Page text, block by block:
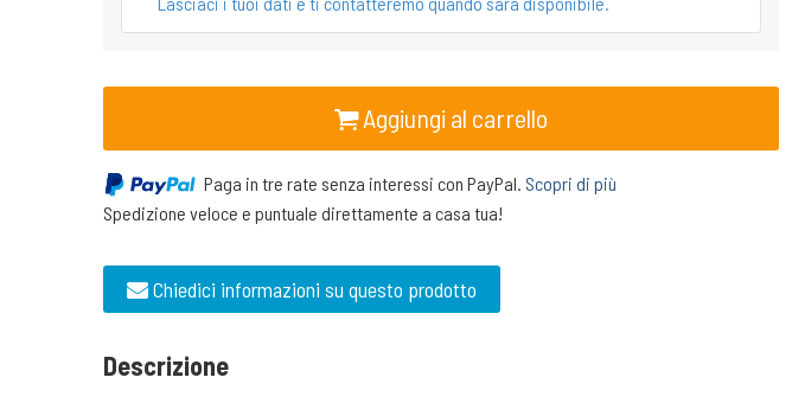
Aggiungi al carrello
Paga in tre rate senza interessi con PayPal. Scopri di più
Spedizione veloce e puntuale direttamente a casa tua!
Chiedici informazioni su questo prodotto
Descrizione